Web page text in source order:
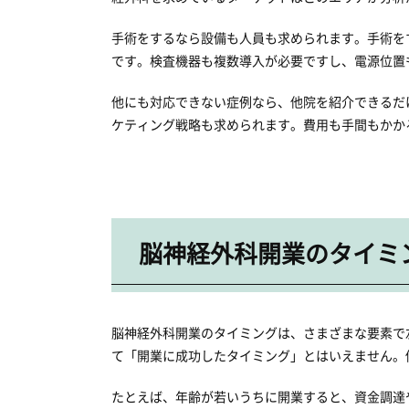
手術をするなら設備も人員も求められます。手術
です。検査機器も複数導入が必要ですし、電源位
他にも対応できない症例なら、他院を紹介できる
ケティング戦略も求められます。費用も手間もか
脳神経外科開業のタイミ
脳神経外科開業のタイミングは、さまざまな要素
て「開業に成功したタイミング」とはいえません
たとえば、年齢が若いうちに開業すると、資金調